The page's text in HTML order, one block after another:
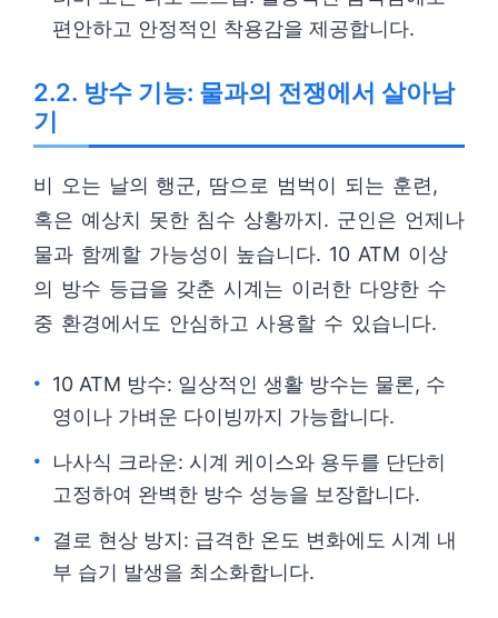
편안하고 안정적인 착용감을 제공합니다.
2.2. 방수 기능: 물과의 전쟁에서 살아남
기
비 오는 날의 행군, 땀으로 범벅이 되는 훈련,
혹은 예상치 못한 침수 상황까지. 군인은 언제나
물과 함께할 가능성이 높습니다. 10 ATM 이상
의 방수 등급을 갖춘 시계는 이러한 다양한 수
중 환경에서도 안심하고 사용할 수 있습니다.
10 ATM 방수: 일상적인 생활 방수는 물론, 수
영이나 가벼운 다이빙까지 가능합니다.
나사식 크라운: 시계 케이스와 용두를 단단히
고정하여 완벽한 방수 성능을 보장합니다.
결로 현상 방지: 급격한 온도 변화에도 시계 내
부 습기 발생을 최소화합니다.